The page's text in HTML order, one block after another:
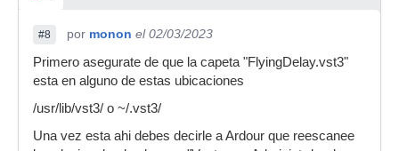
#8 por monon el 02/03/2023
Primero asegurate de que la capeta "FlyingDelay.vst3"
esta en alguno de estas ubicaciones
/usr/lib/vst3/ o ~/.vst3/
Una vez esta ahi debes decirle a Ardour que reescanee